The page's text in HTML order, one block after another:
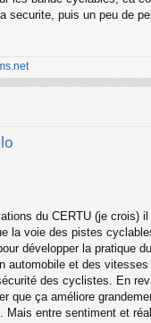
securite, puis un peu de
du CERTU (je crois)
la voie des pistes
développer la pratique
automobile et des
des cyclistes. En
que ça améliore
Mais entre sentiment et